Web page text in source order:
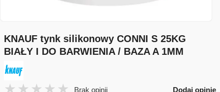
KNAUF tynk silikonowy CONNI S 25KG
BIAŁY I DO BARWIENIA / BAZA A 1MM
Brak opinii Dodaj opinię